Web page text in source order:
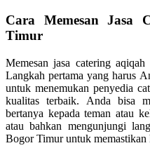
Cara Memesan Jasa
Timur
Memesan jasa catering
Langkah pertama yang harus
untuk menemukan penyedia
kualitas terbaik. Anda bisa
bertanya kepada teman atau
atau bahkan mengunjungi
Bogor Timur untuk memastikan